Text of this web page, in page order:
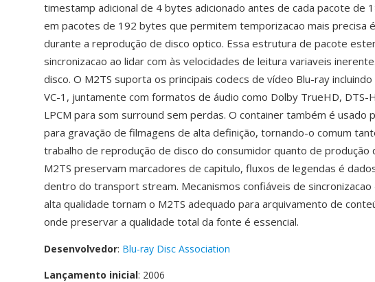
timestamp adicional de 4 bytes adicionado antes de cada pacote de
em pacotes de 192 bytes que permitem temporizacao mais precisa
durante a reprodução de disco optico. Essa estrutura de pacote
sincronizacao ao lidar com às velocidades de leitura variaveis
disco. O M2TS suporta os principais codecs de vídeo Blu-ray
VC-1, juntamente com formatos de áudio como Dolby TrueHD, DTS-
LPCM para som surround sem perdas. O container também é usado
para gravação de filmagens de alta definição, tornando-o comum
trabalho de reprodução de disco do consumidor quanto de produção
M2TS preservam marcadores de capitulo, fluxos de legendas é
dentro do transport stream. Mecanismos confiáveis de
alta qualidade tornam o M2TS adequado para arquivamento de
onde preservar a qualidade total da fonte é essencial.
Desenvolvedor: Blu-ray Disc Association
Lançamento inicial: 2006